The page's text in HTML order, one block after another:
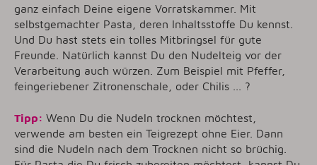
ganz einfach Deine eigene Vorratskammer. Mit
selbstgemachter Pasta, deren Inhaltsstoffe Du kennst.
Und Du hast stets ein tolles Mitbringsel für gute
Freunde. Natürlich kannst Du den Nudelteig vor der
Verarbeitung auch würzen. Zum Beispiel mit Pfeffer,
feingeriebener Zitronenschale, oder Chilis ... ?
Tipp: Wenn Du die Nudeln trocknen möchtest,
verwende am besten ein Teigrezept ohne Eier. Dann
sind die Nudeln nach dem Trocknen nicht so brüchig.